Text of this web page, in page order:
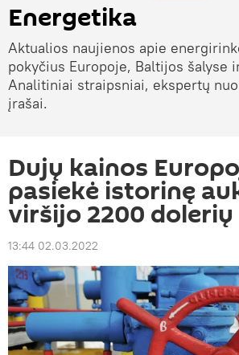
Energetika
Aktualios naujienos apie
pokyčius Europoje, Baltijos šalyse
Analitiniai straipsniai, ekspertų
įrašai.
Dujų kainos
pasiekė istorinę
viršijo 2200 dolerių
13:44 02.03.2022